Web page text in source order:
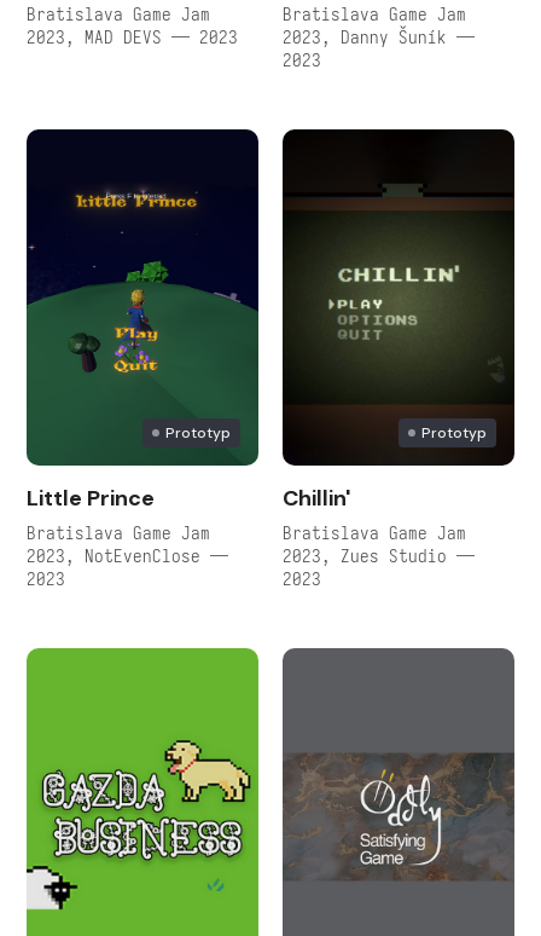
Bratislava Game Jam
2023, MAD DEVS — 2023
Bratislava Game Jam
2023, Danny Šuník —
2023
Prototyp
Little Prince
Bratislava Game Jam
2023, NotEvenClose —
2023
Prototyp
Chillin'
Bratislava Game Jam
2023, Zues Studio —
2023